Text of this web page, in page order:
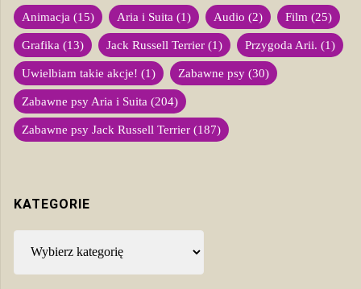
Animacja (15) Aria i Suita (1) Audio (2) Film (25)
Grafika (13) Jack Russell Terrier (1) Przygoda Arii. (1)
Uwielbiam takie akcje! (1) Zabawne psy (30)
Zabawne psy Aria i Suita (204)
Zabawne psy Jack Russell Terrier (187)
KATEGORIE